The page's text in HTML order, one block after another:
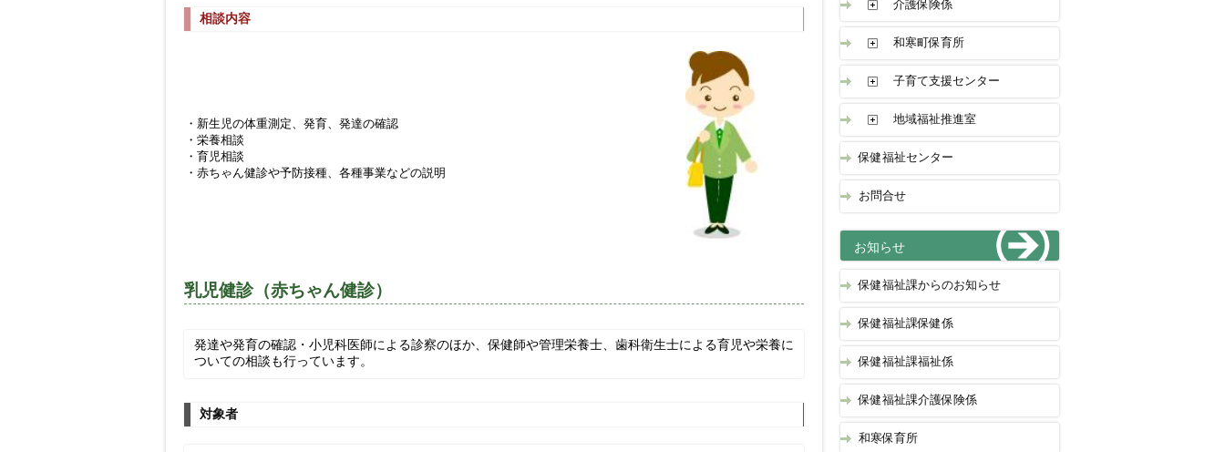
相談内容
・新生児の体重測定、発育、発達の確認
・栄養相談
・育児相談
・赤ちゃん健診や予防接種、各種事業などの説明
乳児健診（赤ちゃん健診）
発達や発育の確認・小児科医師による診察のほか、保健師や管理栄養士、歯科衛生士による育児や栄養に
ついての相談も行っています。
対象者
介護保険係
和寒町保育所
子育て支援センター
地域福祉推進室
保健福祉センター
お問合せ
お知らせ
保健福祉課からのお知らせ
保健福祉課保健係
保健福祉課福祉係
保健福祉課介護保険係
和寒保育所